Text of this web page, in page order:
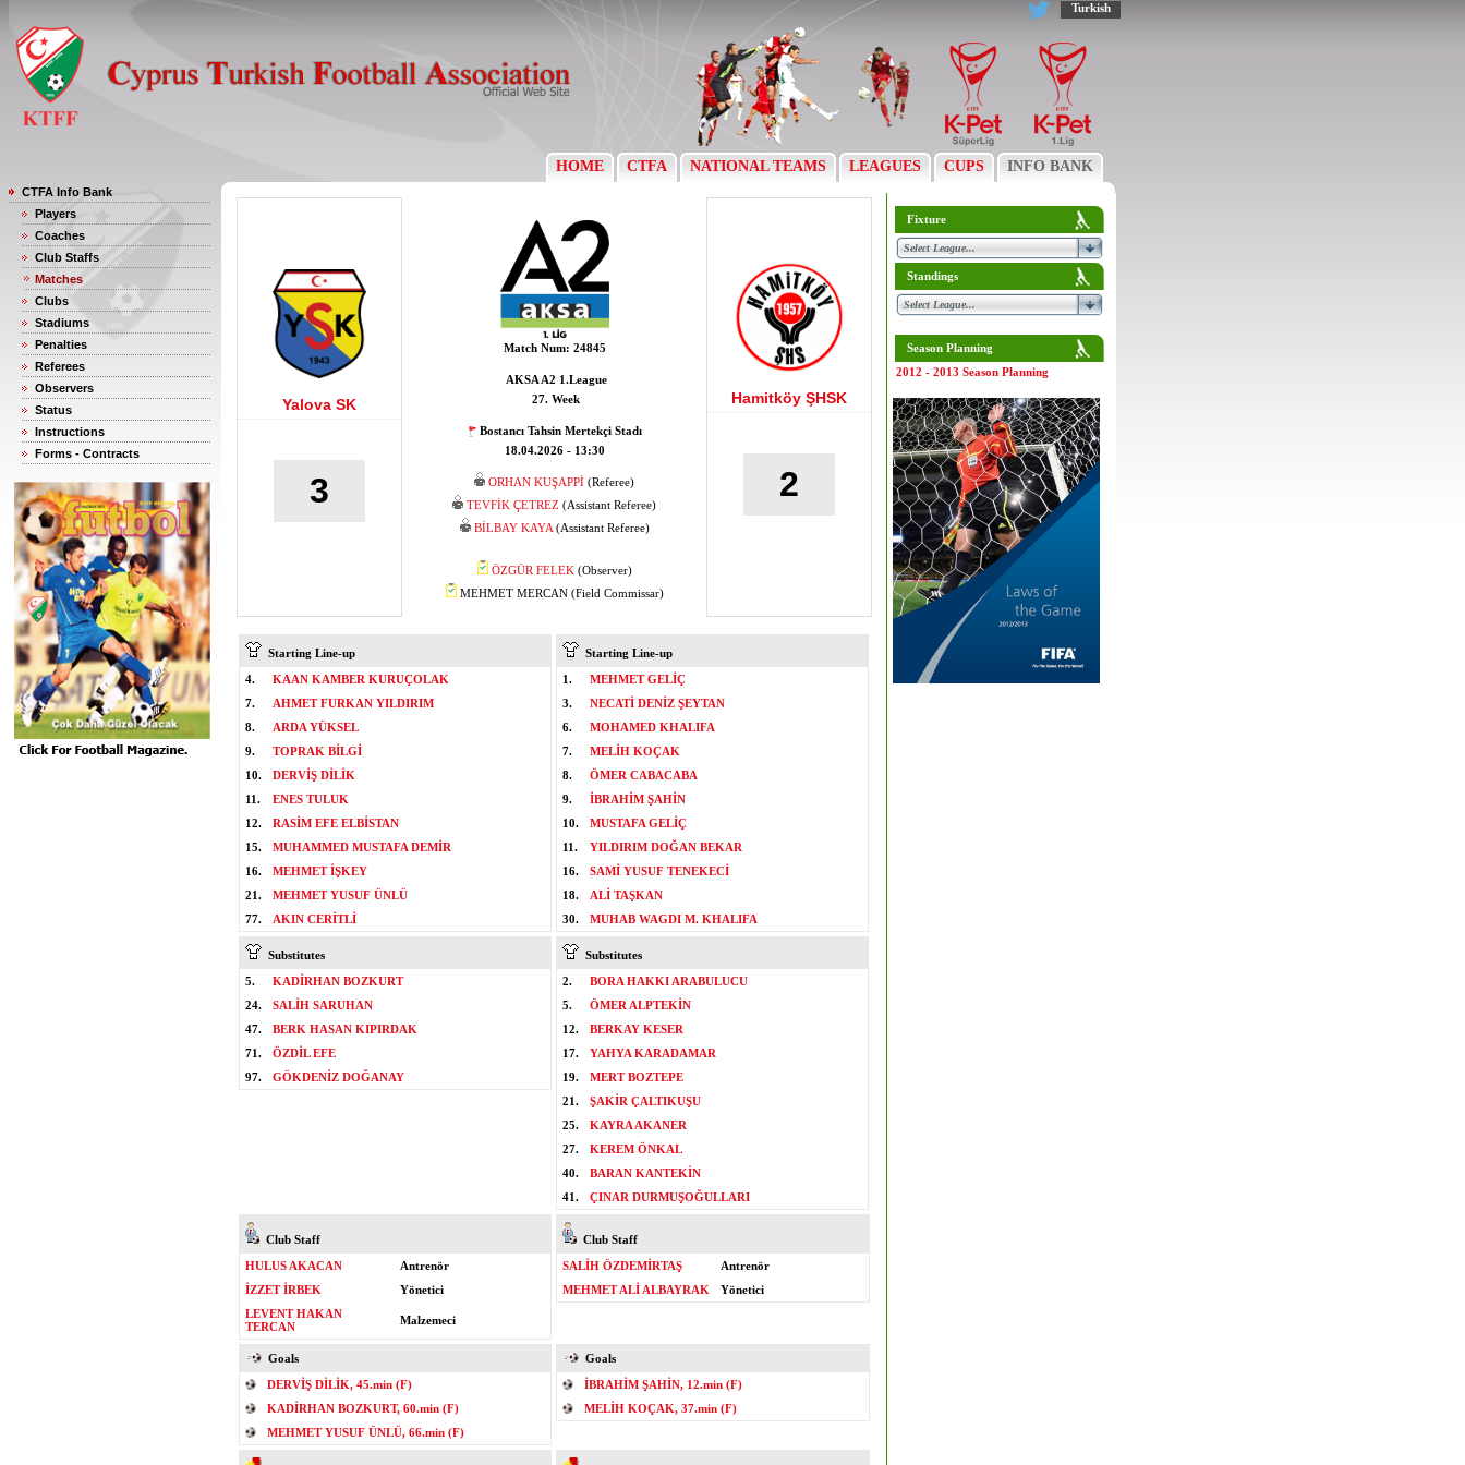
Turkish
HOME CTFA NATIONAL TEAMS LEAGUES CUPS INFO BANK
CTFA Info Bank
Players
Coaches
Club Staffs
Matches
Clubs
Stadiums
Penalties
Referees
Observers
Status
Instructions
Forms - Contracts
Yalova SK
3
Match Num: 24845
AKSA A2 1.League
27. Week
Bostancı Tahsin Mertekçi Stadı
18.04.2026 - 13:30
ORHAN KUŞAPPİ (Referee)
TEVFİK ÇETREZ (Assistant Referee)
BİLBAY KAYA(Assistant Referee)
ÖZGÜR FELEK(Observer)
MEHMET MERCAN (Field Commissar)
Hamitköy ŞHSK
2
Starting Line-up
4.
KAAN KAMBER KURUÇOLAK
7.
AHMET FURKAN YILDIRIM
8.
ARDA YÜKSEL
9.
TOPRAK BİLGİ
10.
DERVİŞ DİLİK
11.
ENES TULUK
12.
RASİM EFE ELBİSTAN
15.
MUHAMMED MUSTAFA DEMİR
16.
MEHMET İŞKEY
21.
MEHMET YUSUF ÜNLÜ
77.
AKIN CERİTLİ
Starting Line-up
1.
MEHMET GELİÇ
3.
NECATİ DENİZ ŞEYTAN
6.
MOHAMED KHALIFA
7.
MELİH KOÇAK
8.
ÖMER CABACABA
9.
İBRAHİM ŞAHİN
10.
MUSTAFA GELİÇ
11.
YILDIRIM DOĞAN BEKAR
16.
SAMİ YUSUF TENEKECİ
18.
ALİ TAŞKAN
30.
MUHAB WAGDI M. KHALIFA
Substitutes
5.
KADİRHAN BOZKURT
24.
SALİH SARUHAN
47.
BERK HASAN KIPIRDAK
71.
ÖZDİL EFE
97.
GÖKDENİZ DOĞANAY
Substitutes
2.
BORA HAKKI ARABULUCU
5.
ÖMER ALPTEKİN
12.
BERKAY KESER
17.
YAHYA KARADAMAR
19.
MERT BOZTEPE
21.
ŞAKİR ÇALTIKUŞU
25.
KAYRA AKANER
27.
KEREM ÖNKAL
40.
BARAN KANTEKİN
41.
ÇINAR DURMUŞOĞULLARI
Club Staff
HULUS AKACAN
Antrenör
İZZET İRBEK
Yönetici
LEVENT HAKAN
TERCAN
Malzemeci
Club Staff
SALİH ÖZDEMİRTAŞ
Antrenör
MEHMET ALİ ALBAYRAK
Yönetici
Goals
DERVİŞ DİLİK, 45.min (F)
KADİRHAN BOZKURT, 60.min (F)
MEHMET YUSUF ÜNLÜ, 66.min (F)
Goals
İBRAHİM ŞAHİN, 12.min (F)
MELİH KOÇAK, 37.min (F)
Fixture
Standings
Season Planning
2012 - 2013 Season Planning